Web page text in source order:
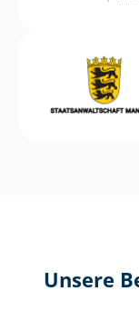
Unsere